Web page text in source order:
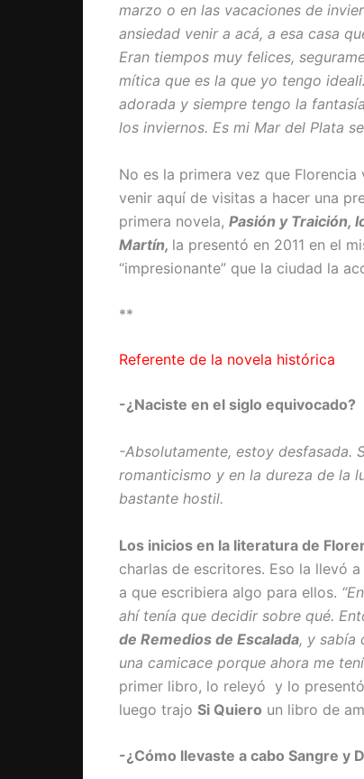
marzo o en las vacaciones de
ansiedad venir a acá, a esa casa
Eran tiempos muy felices,
mítica que es la que yo tengo
adorada y siempre tengo la
los inviernos. Es mi Mar del Plata
No es la primera vez que
venir aquí de visitas a hacer una
primera novela, Pasión y Traición,
Martín, la presentó en 2011 en el
“impresionante” que la ciudad la
**
Referente de la novela histórica
-¿Naciste en el siglo equivocado?
-Absolutamente, estoy desfasada.
romanticismo y en la dureza de la
bastante hostil.
Los inicios en la literatura de
charlas de escritores. Eso la llevó
a que escribiera algo para ellos.
ahí tenía que decidir sobre qué.
de Remedios de Escalada, y sabía
una camicace porque ahora me
primer libro, lo releyó y lo
luego trajo Si Quiero un libro de
-¿Cómo llevaste a cabo Sangre y